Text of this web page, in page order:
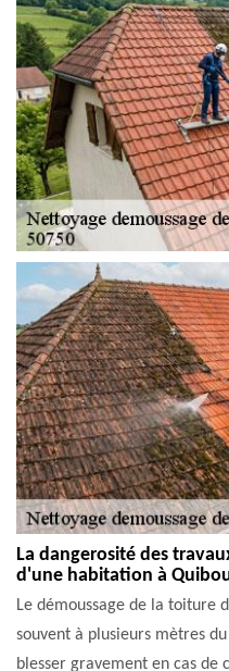
La dangerosité des
d'une habitation à
Le démoussage de la toiture
souvent à plusieurs mètres
blesser gravement en cas de